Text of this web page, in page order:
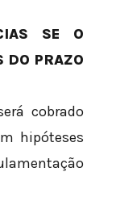
SE O
DO PRAZO
cobrado
hipóteses